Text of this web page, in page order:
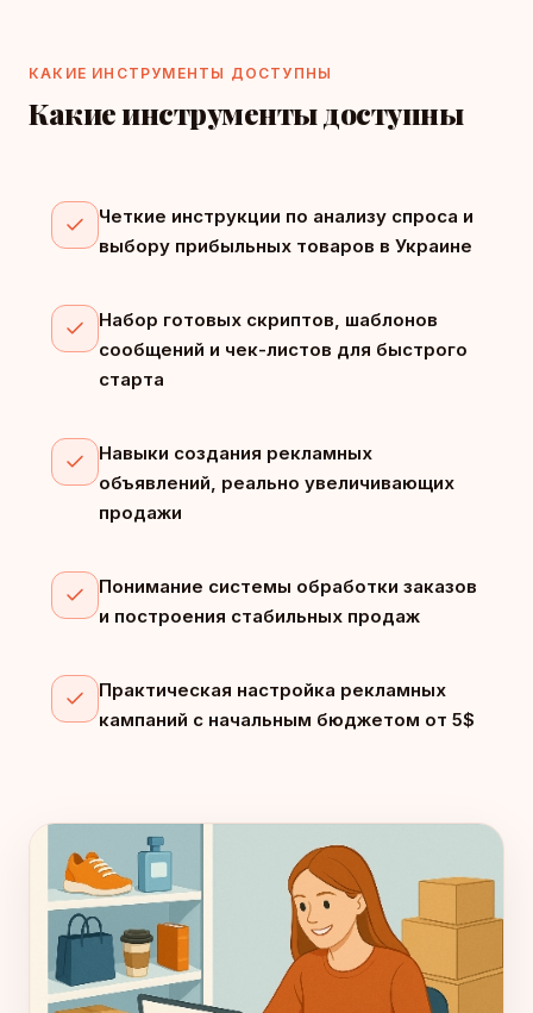
КАКИЕ ИНСТРУМЕНТЫ ДОСТУПНЫ
Какие инструменты доступны
Четкие инструкции по анализу спроса и
выбору прибыльных товаров в Украине
Набор готовых скриптов, шаблонов
сообщений и чек-листов для быстрого
старта
Навыки создания рекламных
объявлений, реально увеличивающих
продажи
Понимание системы обработки заказов
и построения стабильных продаж
Практическая настройка рекламных
кампаний с начальным бюджетом от 5$